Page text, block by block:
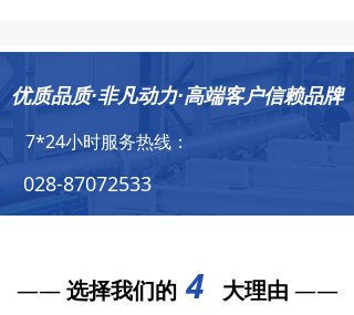
优质品质·非凡动力·高端客户信赖品牌
7*24小时服务热线：
028-87072533
——选择我们的 4 大理由 ——